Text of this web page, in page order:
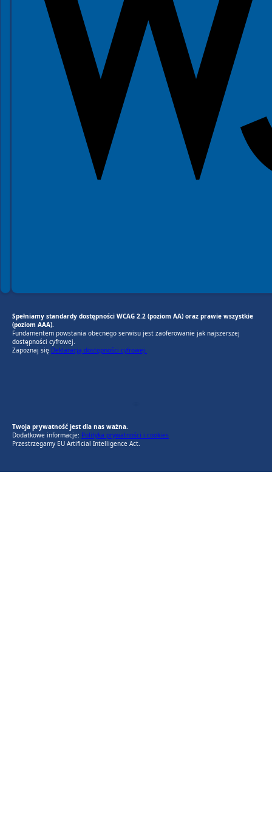
Spełniamy standardy dostępności WCAG 2.2 (poziom AA) oraz prawie wszystkie
(poziom AAA).
Fundamentem powstania obecnego serwisu jest zaoferowanie jak najszerszej
dostępności cyfrowej.
Zapoznaj się Deklaracją dostępności cyfrowej.
Twoja prywatność jest dla nas ważna.
Dodatkowe informacje: Polityka prywatności i cookies
Przestrzegamy EU Artificial Intelligence Act.